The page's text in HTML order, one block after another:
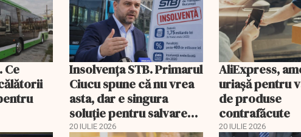
Ce
Insolvenţa STB. Primarul
Ciucu spune că nu vrea
asta, dar e singura
soluţie pentru salvarea
companiei
20 IULIE 2026
AliExpress,
uriaşă pentru
de produse
contrafăcute
20 IULIE 2026